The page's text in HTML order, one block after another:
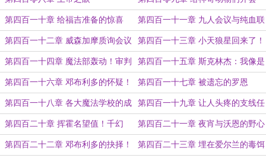
第四百一十章 给福吉准备的惊喜 第四百一十一章 九人会议与纯血联
盟
第四百一十二章 威森加摩质询会议 第四百一十三章 小天狼星回来了！
第四百一十四章 魔法部轰动！审判
阿米莉亚！
第四百一十五章 斯克林杰：我像是
头蠢驴！
第四百一十六章 邓布利多的怀疑！ 第四百一十七章 被遗忘的罗恩
第四百一十八章 各大魔法学校的成
绩
第四百一十九章 让人头疼的支线任
务
第四百二十章 挥霍名望值！千幻
咒！
第四百二十一章 夜宵与沃恩的野心
第四百二十二章 邓布利多的抉择！ 第四百二十三章 埋在爱尔兰的毒饵